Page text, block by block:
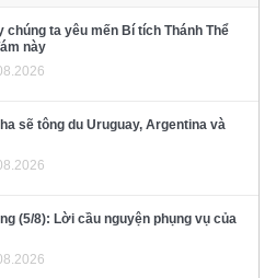
chúng ta yêu mến Bí tích Thánh Thể
này
sẽ tông du Uruguay, Argentina và
(5/8): Lời cầu nguyện phụng vụ của